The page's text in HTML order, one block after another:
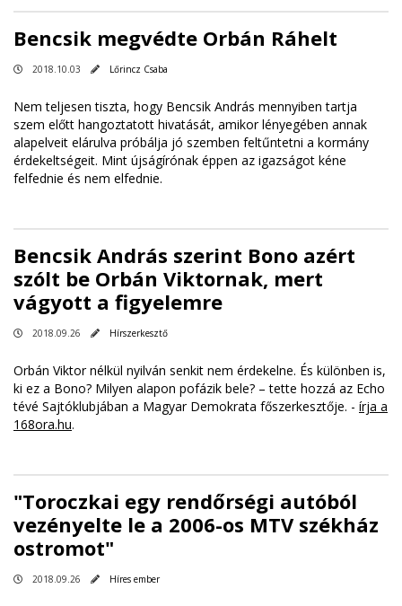
Bencsik megvédte Orbán Ráhelt
2018.10.03 Lőrincz Csaba
Nem teljesen tiszta, hogy Bencsik András mennyiben tartja
szem előtt hangoztatott hivatását, amikor lényegében annak
alapelveit elárulva próbálja jó szemben feltűntetni a kormány
érdekeltségeit. Mint újságírónak éppen az igazságot kéne
felfednie és nem elfednie.
Bencsik András szerint Bono azért
szólt be Orbán Viktornak, mert
vágyott a figyelemre
2018.09.26 Hírszerkesztő
Orbán Viktor nélkül nyilván senkit nem érdekelne. És különben is,
ki ez a Bono? Milyen alapon pofázik bele? – tette hozzá az Echo
tévé Sajtóklubjában a Magyar Demokrata főszerkesztője. - írja a
168ora.hu.
"Toroczkai egy rendőrségi autóból
vezényelte le a 2006-os MTV székház
ostromot"
2018.09.26 Híres ember